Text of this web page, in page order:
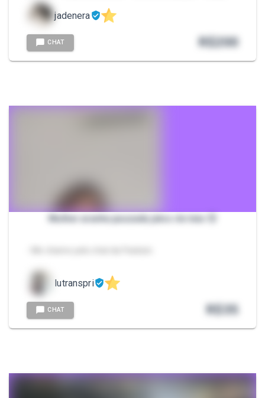
jadenera
CHAT R$200
Mulher aranha pauzada jatos de teia 😏
lutranspri
CHAT R$35